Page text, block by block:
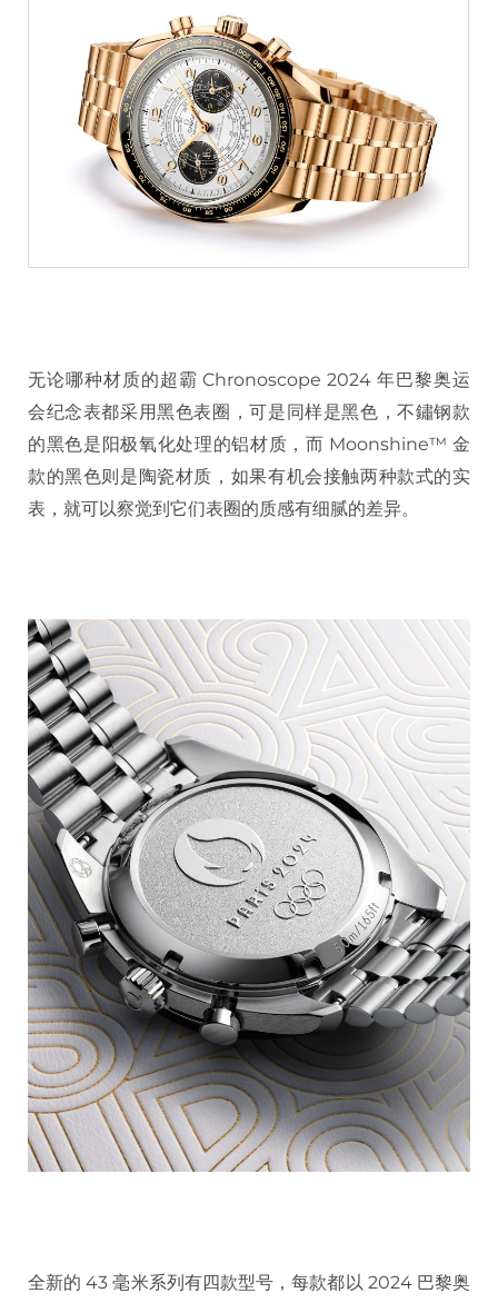
无论哪种材质的超霸 Chronoscope 2024 年巴黎奥运
会纪念表都采用黑色表圈，可是同样是黑色，不鏽钢款
的黑色是阳极氧化处理的铝材质，而 Moonshine™ 金
款的黑色则是陶瓷材质，如果有机会接触两种款式的实
表，就可以察觉到它们表圈的质感有细腻的差异。
全新的 43 毫米系列有四款型号，每款都以 2024 巴黎奥